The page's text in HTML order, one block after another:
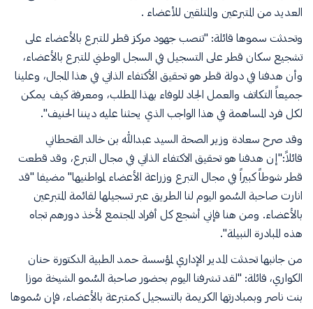
العديد من المتبرعين والمتلقين للأعضاء .
وتحدثت سموها قائلة: "تنصب جهود مركز قطر للتبرع بالأعضاء على
تشجيع سكان قطر على التسجيل في السجل الوطني للتبرع بالأعضاء،
وأن هدفنا في دولة قطر هو تحقيق الأكتفاء الذاتي في هذا المجال، وعلينا
جميعاً التكاتف والعمل الجاد للوفاء بهذا المطلب، ومعرفة كيف يمكن
لكل فرد المساهمة في هذا الواجب الذي يحثنا عليه ديننا الحنيف".
وقد صرح سعادة وزير الصحة السيد عبدالله بن خالد القحطاني
قائلاً:"إن هدفنا هو تحقيق الاكتفاء الذاتي في مجال التبرع، وقد قطعت
قطر شوطاً كبيراً في مجال التبرع وزراعة الأعضاء لمواطنيها" مضيفا "قد
انارت صاحبة السُمو اليوم لنا الطريق عبر تسجيلها لقائمة المتبرعين
بالأعضاء. ومن هنا فإني أشجع كل أفراد المجتمع لأخذ دورهم تجاه
هذه المبادرة النبيلة".
من جانبها تحدثت المدير الإداري لمؤسسة حمد الطبية الدكتورة حنان
الكواري، قائلة: "لقد تشرفنا اليوم بحضور صاحبة السُمو الشيخة موزا
بنت ناصر وبمبادرتها الكريمة بالتسجيل كمتبرعة بالأعضاء، فإن سُموها